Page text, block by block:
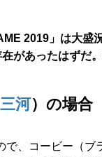
2019」は大盛
があったはずだ
河）の場合
、コービー（ブ